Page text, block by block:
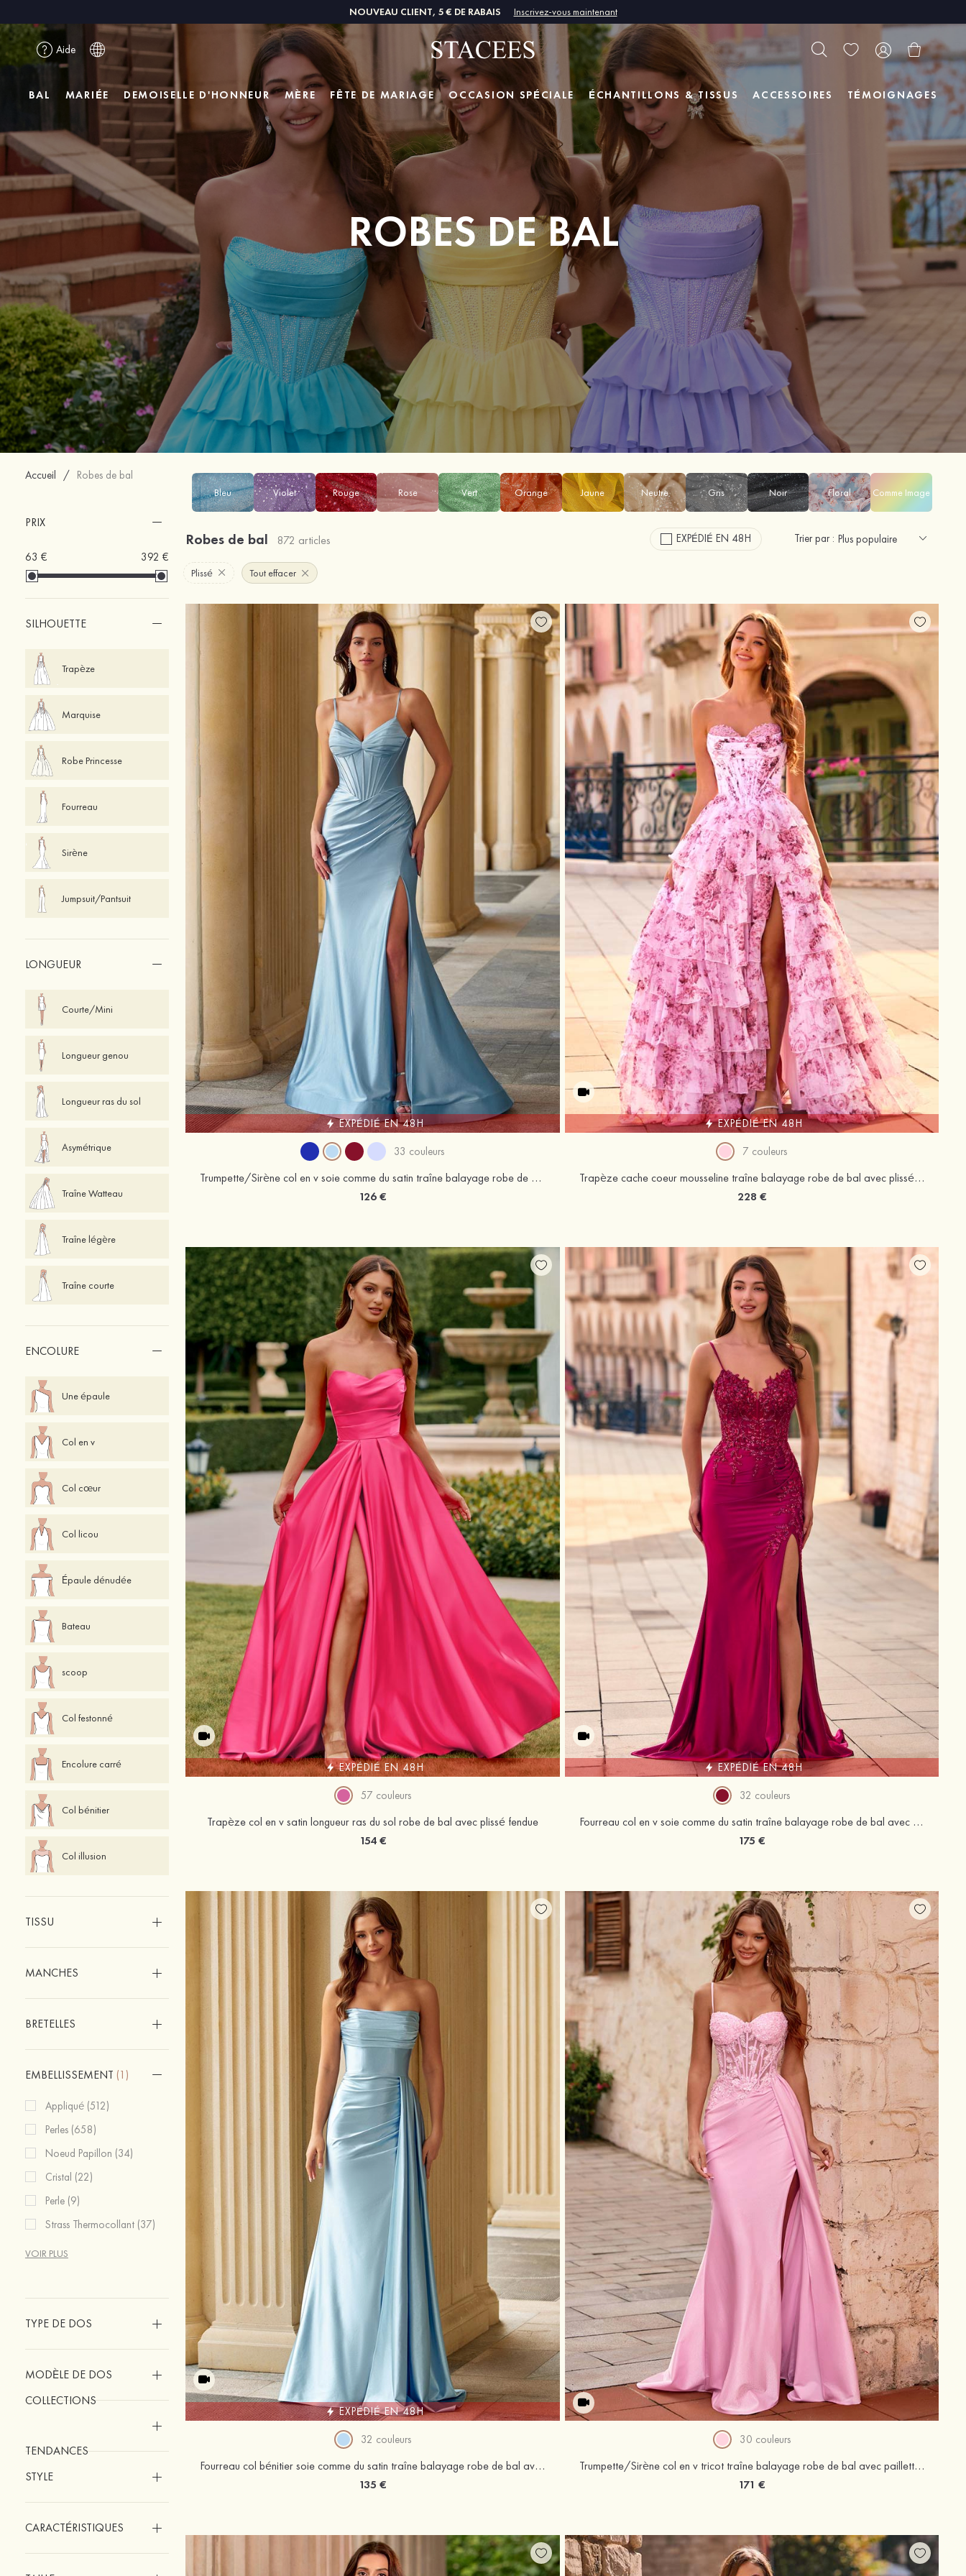
NOUVEAU CLIENT, 5 € DE RABAIS Inscrivez-vous maintenant
Aide
BAL MARIÉE DEMOISELLE D'HONNEUR MÈRE FÊTE DE MARIAGE OCCASION SPÉCIALE ÉCHANTILLONS & TISSUS ACCESSOIRES TÉMOIGNAGES
ROBES DE BAL
Accueil / Robes de bal
PRIX
63 € 392 €
SILHOUETTE
Trapèze
Marquise
Robe Princesse
Fourreau
Sirène
Jumpsuit/Pantsuit
LONGUEUR
Courte/Mini
Longueur genou
Longueur ras du sol
Asymétrique
Traîne Watteau
Traîne légère
Traîne courte
ENCOLURE
Une épaule
Col en v
Col cœur
Col licou
Épaule dénudée
Bateau
scoop
Col festonné
Encolure carré
Col bénitier
Col illusion
TISSU
MANCHES
BRETELLES
EMBELLISSEMENT (1)
Appliqué (512)
Perles (658)
Noeud Papillon (34)
Cristal (22)
Perle (9)
Strass Thermocollant (37)
VOIR PLUS
TYPE DE DOS
MODÈLE DE DOS
COLLECTIONS
TENDANCES
STYLE
CARACTÉRISTIQUES
Bleu Violet Rouge Rose Vert Orange Jaune Neutre Gris Noir Floral Comme Image
Robes de bal 872 articles EXPÉDIÉ EN 48H Trier par :
Plissé Tout effacer
EXPÉDIÉ EN 48H
33 couleurs
Trumpette/Sirène col en v soie comme du satin traîne balayage robe de bal avec plissé fendue
126 €
EXPÉDIÉ EN 48H
7 couleurs
Trapèze cache coeur mousseline traîne balayage robe de bal avec plissé volants
228 €
EXPÉDIÉ EN 48H
57 couleurs
Trapèze col en v satin longueur ras du sol robe de bal avec plissé fendue
154 €
EXPÉDIÉ EN 48H
32 couleurs
Fourreau col en v soie comme du satin traîne balayage robe de bal avec plissé paillettes pendue
175 €
EXPÉDIÉ EN 48H
32 couleurs
Fourreau col bénitier soie comme du satin traîne balayage robe de bal avec plissé drapé latéral
135 €
30 couleurs
Trumpette/Sirène col en v tricot traîne balayage robe de bal avec paillettes drapé latéral
171 €